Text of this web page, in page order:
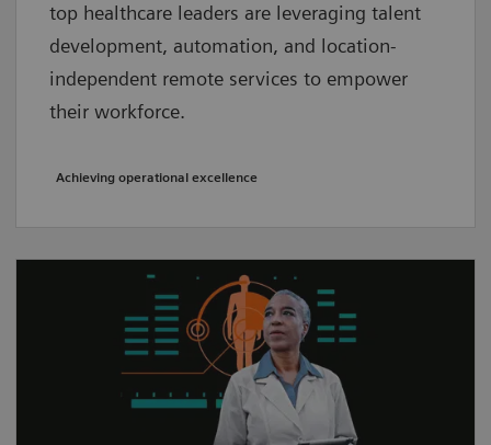
top healthcare leaders are leveraging talent
development, automation, and location-
independent remote services to empower
their workforce.
Achieving operational excellence